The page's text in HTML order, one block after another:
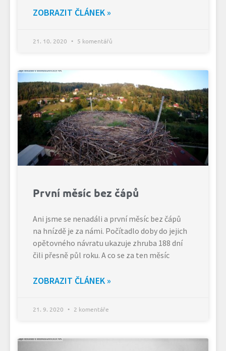
ZOBRAZIT ČLÁNEK »
21. 10. 2020 5 komentářů
První měsíc bez čápů
Ani jsme se nenadáli a první měsíc bez čápů
na hnízdě je za námi. Počítadlo doby do jejich
opětovného návratu ukazuje zhruba 188 dní
čili přesně půl roku. A co se za ten měsíc
ZOBRAZIT ČLÁNEK »
21. 9. 2020 2 komentáře